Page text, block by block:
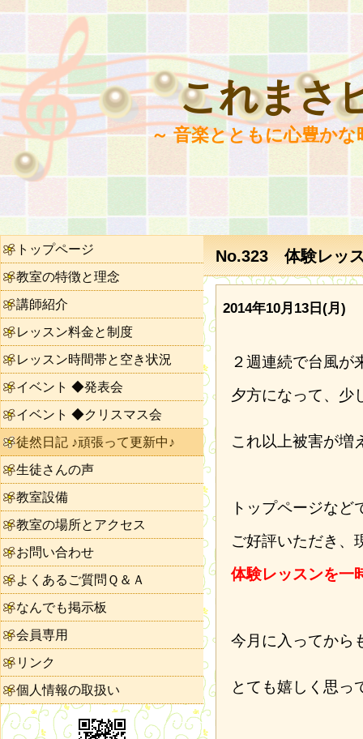
これまさ
～ 音楽とともに心豊か
No.323 体験レッ
2014年10月13日(月)
２週連続で台風が
夕方になって、少
これ以上被害が増
トップページな
ご好評いただき、
体験レッスンを一
今月に入ってから
とても嬉しく思っ
トップページ
教室の特徴と理念
講師紹介
レッスン料金と制度
レッスン時間帯と空き状況
イベント ◆発表会
イベント ◆クリスマス会
徒然日記 ♪頑張って更新中♪
生徒さんの声
教室設備
教室の場所とアクセス
お問い合わせ
よくあるご質問Ｑ＆Ａ
なんでも掲示板
会員専用
リンク
個人情報の取扱い